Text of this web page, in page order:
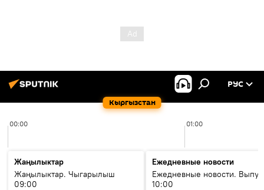
Кыргызстан
РУС
00:00 01:00
Жаңылыктар
Жаңылыктар. Чыгарылыш
09:00
Ежедневные новости
Ежедневные новости.
10:00